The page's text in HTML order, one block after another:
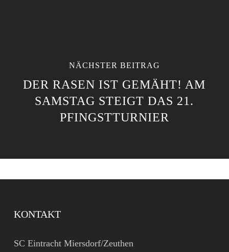
NÄCHSTER BEITRAG
DER RASEN IST GEMÄHT! AM
SAMSTAG STEIGT DAS 21.
PFINGSTTURNIER
KONTAKT
SC Eintracht Miersdorf/Zeuthen